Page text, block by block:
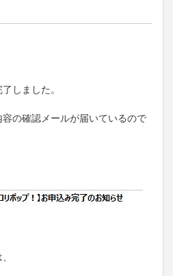
しました。
の確認メールが届いているので